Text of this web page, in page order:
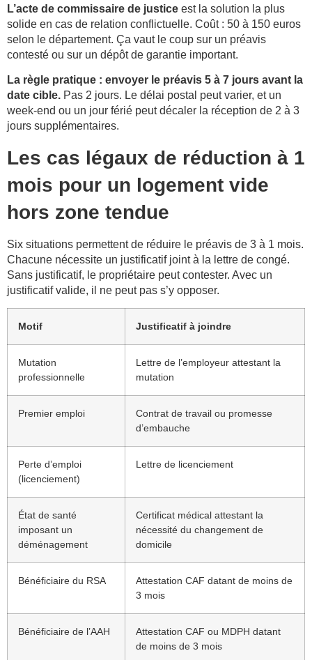
L’acte de commissaire de justice est la solution la plus
solide en cas de relation conflictuelle. Coût : 50 à 150 euros
selon le département. Ça vaut le coup sur un préavis
contesté ou sur un dépôt de garantie important.
La règle pratique : envoyer le préavis 5 à 7 jours avant la
date cible. Pas 2 jours. Le délai postal peut varier, et un
week-end ou un jour férié peut décaler la réception de 2 à 3
jours supplémentaires.
Les cas légaux de réduction à 1
mois pour un logement vide
hors zone tendue
Six situations permettent de réduire le préavis de 3 à 1 mois.
Chacune nécessite un justificatif joint à la lettre de congé.
Sans justificatif, le propriétaire peut contester. Avec un
justificatif valide, il ne peut pas s’y opposer.
Motif Justificatif à joindre
Mutation
professionnelle
Lettre de l’employeur attestant la
mutation
Premier emploi
Contrat de travail ou promesse
d’embauche
Perte d’emploi
(licenciement)
Lettre de licenciement
État de santé
imposant un
déménagement
Certificat médical attestant la
nécessité du changement de
domicile
Bénéficiaire du RSA
Attestation CAF datant de moins de
3 mois
Bénéficiaire de l’AAH
Attestation CAF ou MDPH datant
de moins de 3 mois